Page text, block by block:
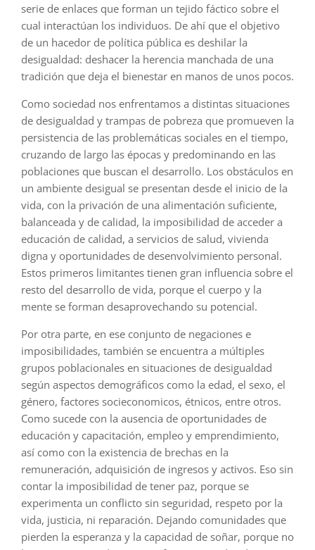
serie de enlaces que forman un tejido fáctico sobre el
cual interactúan los individuos. De ahí que el objetivo
de un hacedor de política pública es deshilar la
desigualdad: deshacer la herencia manchada de una
tradición que deja el bienestar en manos de unos pocos.
Como sociedad nos enfrentamos a distintas situaciones
de desigualdad y trampas de pobreza que promueven la
persistencia de las problemáticas sociales en el tiempo,
cruzando de largo las épocas y predominando en las
poblaciones que buscan el desarrollo. Los obstáculos en
un ambiente desigual se presentan desde el inicio de la
vida, con la privación de una alimentación suficiente,
balanceada y de calidad, la imposibilidad de acceder a
educación de calidad, a servicios de salud, vivienda
digna y oportunidades de desenvolvimiento personal.
Estos primeros limitantes tienen gran influencia sobre el
resto del desarrollo de vida, porque el cuerpo y la
mente se forman desaprovechando su potencial.
Por otra parte, en ese conjunto de negaciones e
imposibilidades, también se encuentra a múltiples
grupos poblacionales en situaciones de desigualdad
según aspectos demográficos como la edad, el sexo, el
género, factores socieconomicos, étnicos, entre otros.
Como sucede con la ausencia de oportunidades de
educación y capacitación, empleo y emprendimiento,
así como con la existencia de brechas en la
remuneración, adquisición de ingresos y activos. Eso sin
contar la imposibilidad de tener paz, porque se
experimenta un conflicto sin seguridad, respeto por la
vida, justicia, ni reparación. Dejando comunidades que
pierden la esperanza y la capacidad de soñar, porque no